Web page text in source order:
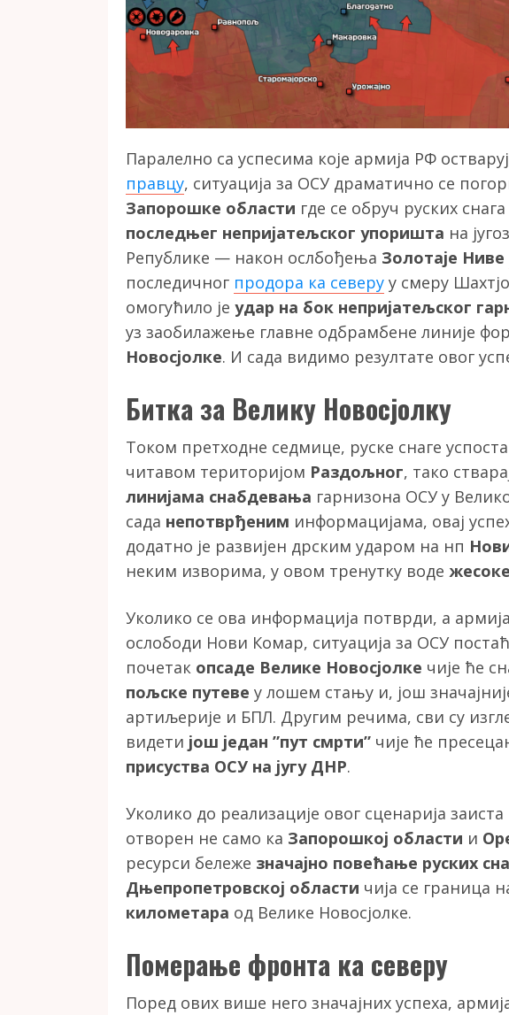
Паралелно са успесима које армија РФ
правцу, ситуација за ОСУ драматично се
Запорошке области где се обруч руских
последњег непријатељског упоришта на
Републике — након ослбођења Золотаје Ниве
последичног продора ка северу у смеру
омогућило је удар на бок непријатељског
уз заобилажење главне одбрамбене линије
Новосјолке. И сада видимо резултате овог
Битка за Велику Новосјолку
Током претходне седмице, руске снаге
читавом територијом Раздољног, тако
линијама снабдевања гарнизона ОСУ у
сада непотврђеним информацијама, овај
додатно је развијен дрским ударом на нп
неким изворима, у овом тренутку воде
Уколико се ова информација потврди, а
ослободи Нови Комар, ситуација за ОСУ
почетак опсаде Велике Новосјолке чије ће
пољске путеве у лошем стању и, још
артиљерије и БПЛ. Другим речима, сви су
видети још један ”пут смрти” чије ће
присуства ОСУ на југу ДНР.
Уколико до реализације овог сценарија
отворен не само ка Запорошкој области и
ресурси бележе значајно повећање руских
Дњепропетровској области чија се граница
километара од Велике Новосјолке.
Померање фронта ка северу
Поред ових више него значајних успеха,